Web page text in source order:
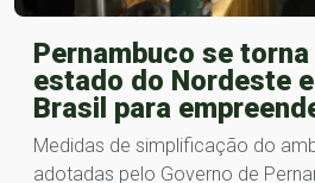
Pernambuco se
estado do Nordeste
Brasil para
Medidas de simplificação do
adotadas pelo Governo de